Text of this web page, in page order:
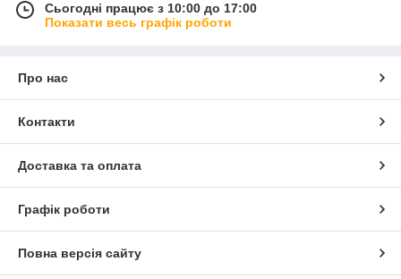
Сьогодні працює з 10:00 до 17:00
Показати весь графік роботи
Про нас
Контакти
Доставка та оплата
Графік роботи
Повна версія сайту